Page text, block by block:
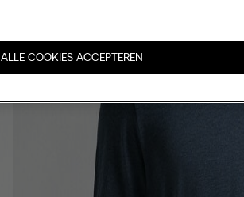
ALLE COOKIES ACCEPTEREN